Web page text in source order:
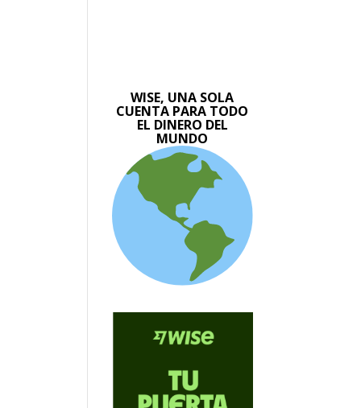
WISE, UNA SOLA
CUENTA PARA TODO
EL DINERO DEL
MUNDO